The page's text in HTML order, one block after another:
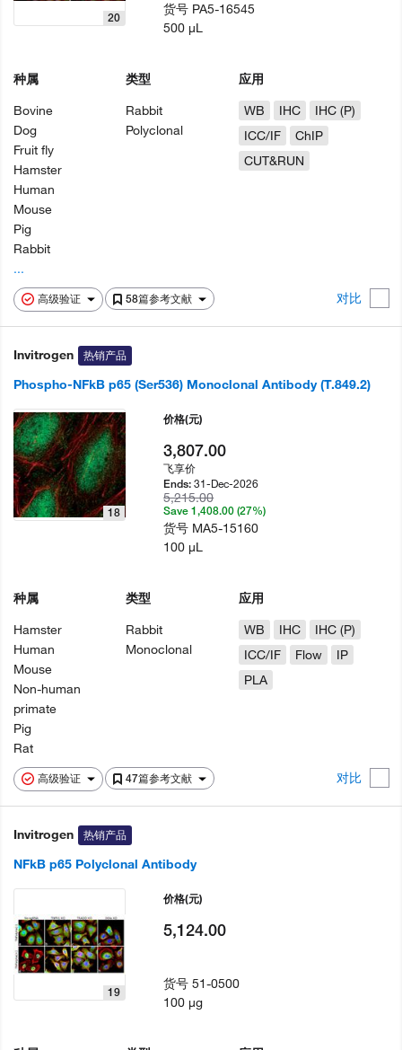
高级验证 58篇参考文献 对比
20
种属
Bovine
Dog
Fruit fly
Hamster
Human
Mouse
Pig
Rabbit
...
类型
Rabbit
Polyclonal
应用
WB
IHC
IHC (P)
ICC/IF
ChIP
CUT&RUN
货号 PA5-16545
500 µL
Invitrogen 热销产品
Phospho-NFkB p65 (Ser536) Monoclonal Antibody (T.849.2)
高级验证 47篇参考文献 对比
18
种属
Hamster
Human
Mouse
Non-human
primate
Pig
Rat
类型
Rabbit
Monoclonal
应用
WB
IHC
IHC (P)
ICC/IF
Flow
IP
PLA
价格(元)
3,807.00
飞享价
Ends:31-Dec-2026
5,215.00
Save 1,408.00 (27%)
货号 MA5-15160
100 µL
Invitrogen 热销产品
NFkB p65 Polyclonal Antibody
19
价格(元)
5,124.00
货号51-0500
100 µg